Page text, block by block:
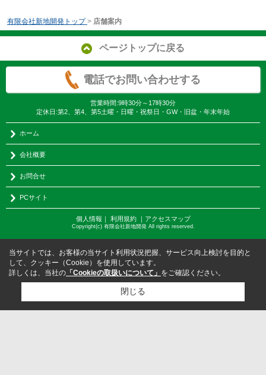
有限会社新地開発トップ > 店舗案内
ページトップに戻る
電話でお問い合わせする
営業時間:9時30分～17時30分
定休日:第2、第4、第5土曜・日曜・祝祭日・GW・旧盆・年末年始
ホーム
会社概要
お問合せ
PCサイト
個人情報 ｜ 利用規約｜ アクセスマップ
Copyright(c) 有限会社新地開発 All rights reserved.
当サイトでは、お客様の当サイト利用状況把握、サービス向上検討を目的と
して、クッキー（Cookie）を使用しています。
詳しくは、当社の 「Cookieの取扱いについて」 をご確認ください。
閉じる